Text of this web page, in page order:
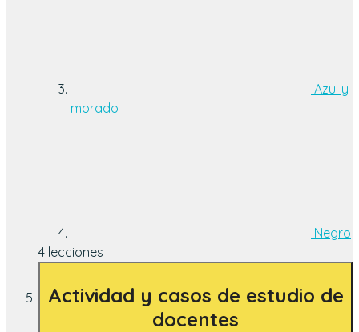
Azul y
morado
Negro
4 lecciones
Actividad y casos de estudio de
docentes